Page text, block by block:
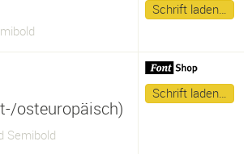
Schrift laden…
osteuropäisch)
Semibold
Schrift laden…